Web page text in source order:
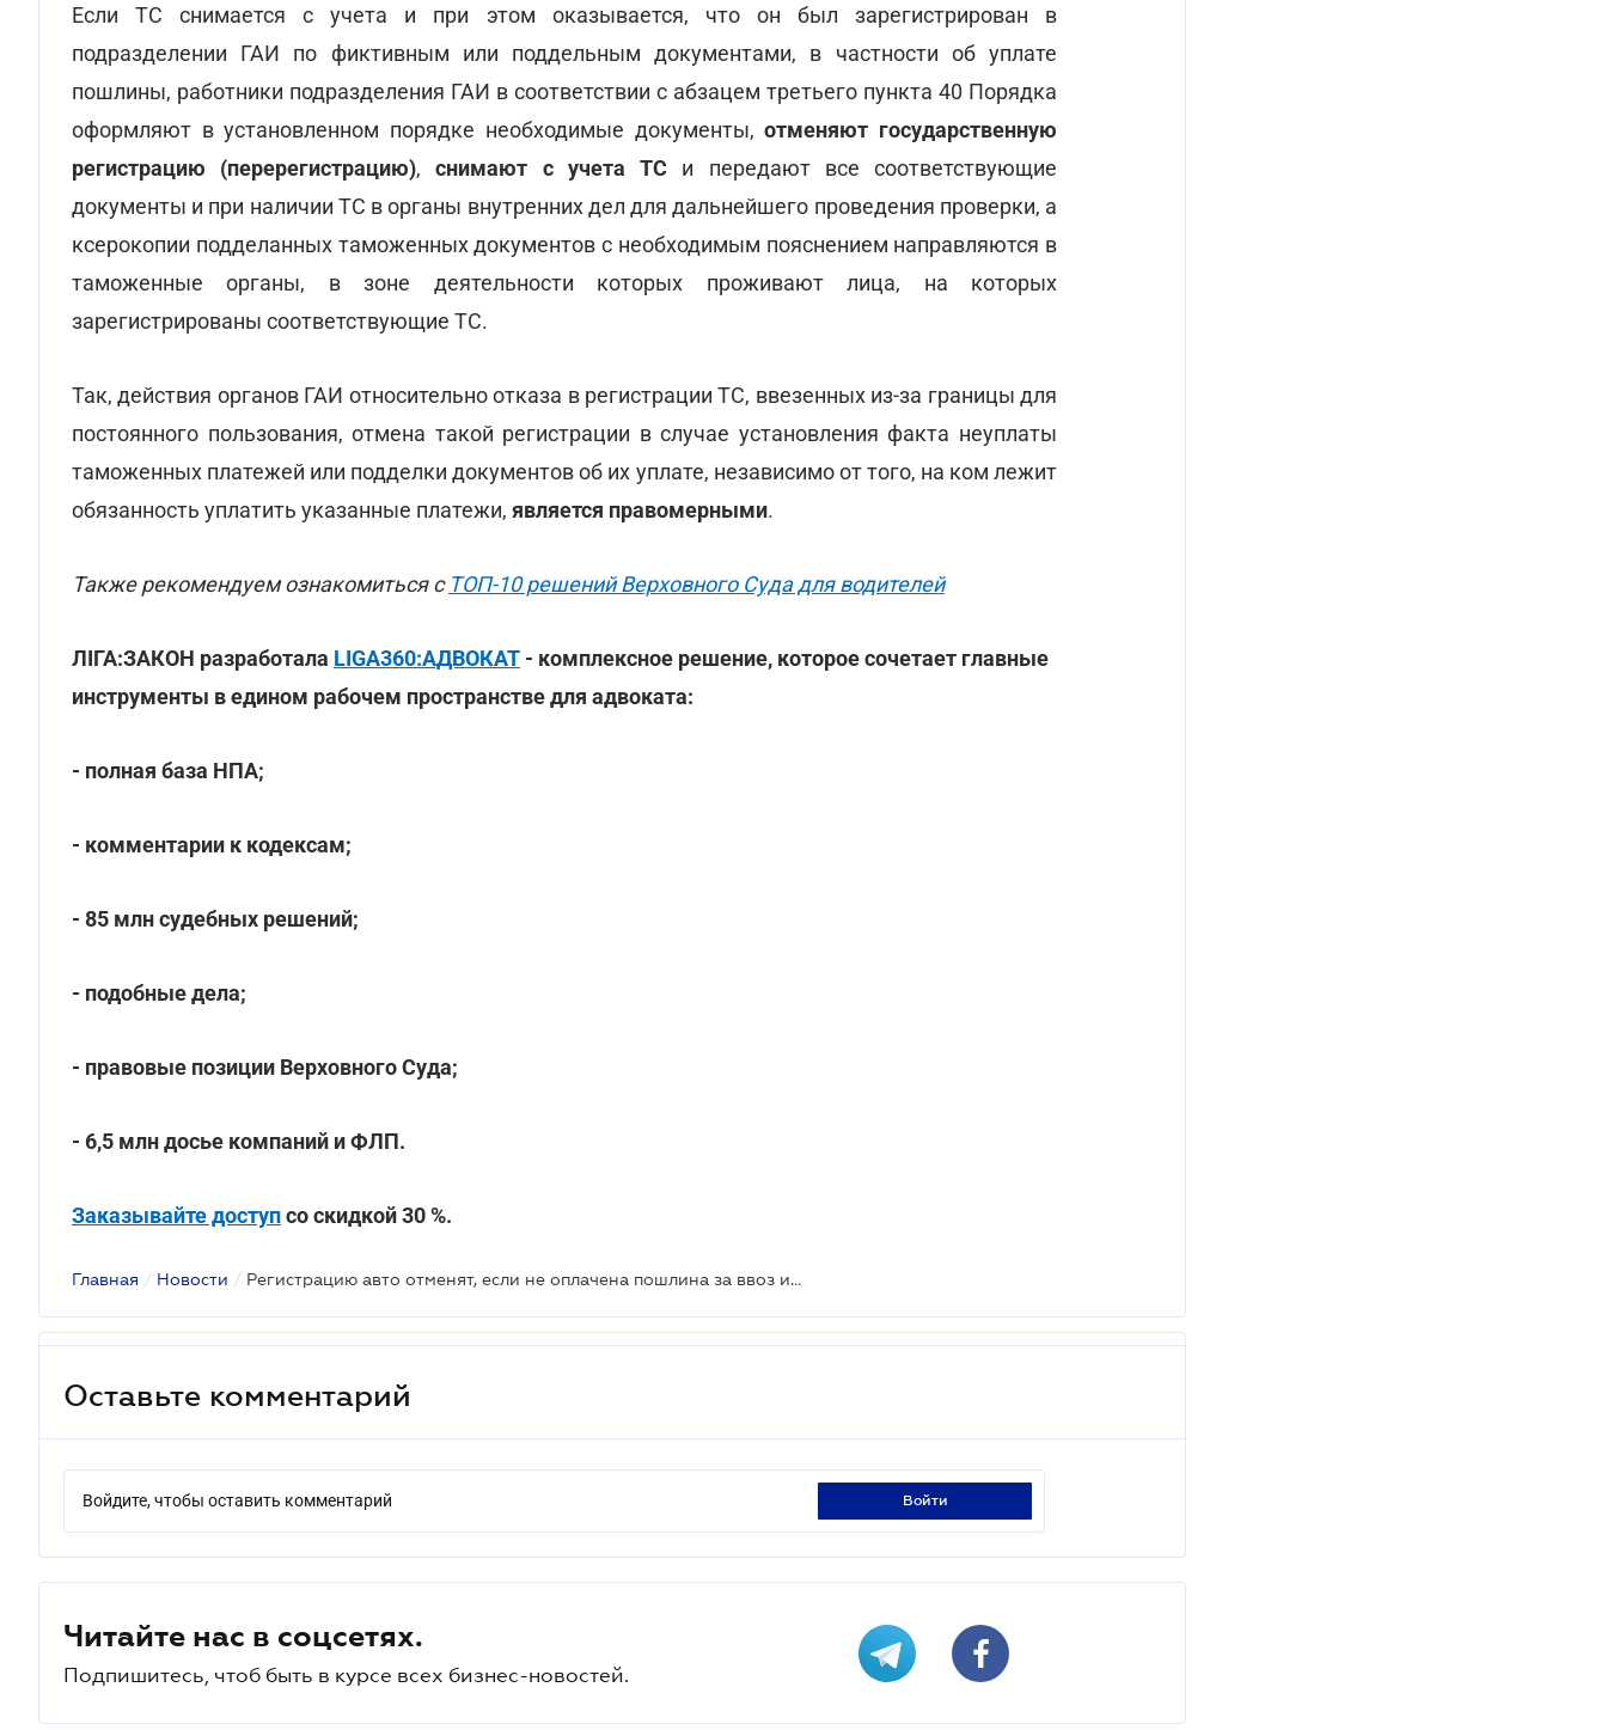
Если ТС снимается с учета и при этом оказывается, что он был зарегистрирован в
подразделении ГАИ по фиктивным или поддельным документами, в частности об уплате
пошлины, работники подразделения ГАИ в соответствии с абзацем третьего пункта 40 Порядка
оформляют в установленном порядке необходимые документы,отменяют государственную
регистрацию (перерегистрацию),снимают с учета ТС и передают все соответствующие
документы и при наличии ТС в органы внутренних дел для дальнейшего проведения проверки, а
ксерокопии подделанных таможенных документов с необходимым пояснением направляются в
таможенные органы, в зоне деятельности которых проживают лица, на которых
зарегистрированы соответствующие ТС.
Так, действия органов ГАИ относительно отказа в регистрации ТС, ввезенных из-за границы для
постоянного пользования, отмена такой регистрации в случае установления факта неуплаты
таможенных платежей или подделки документов об их уплате, независимо от того, на ком лежит
обязанность уплатить указанные платежи, является правомерными.
Также рекомендуем ознакомиться с ТОП-10 решений Верховного Суда для водителей
ЛІГА:ЗАКОН разработала LIGA360:АДВОКАТ - комплексное решение, которое сочетает главные
инструменты в едином рабочем пространстве для адвоката:
- полная база НПА;
- комментарии к кодексам;
- 85 млн судебных решений;
- подобные дела;
- правовые позиции Верховного Суда;
- 6,5 млн досье компаний и ФЛП.
Заказывайте доступсо скидкой 30 %.
Главная / Новости / Регистрацию авто отменят, если не оплачена пошлина за ввоз из-за границы - ВС
Оставьте комментарий
Войдите, чтобы оставить комментарий войти
Читайте нас в соцсетях.
Подпишитесь, чтоб быть в курсе всех бизнес-новостей.